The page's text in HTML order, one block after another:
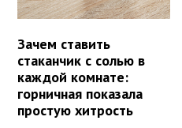
Зачем ставить
стаканчик с солью в
каждой комнате:
горничная показала
простую хитрость